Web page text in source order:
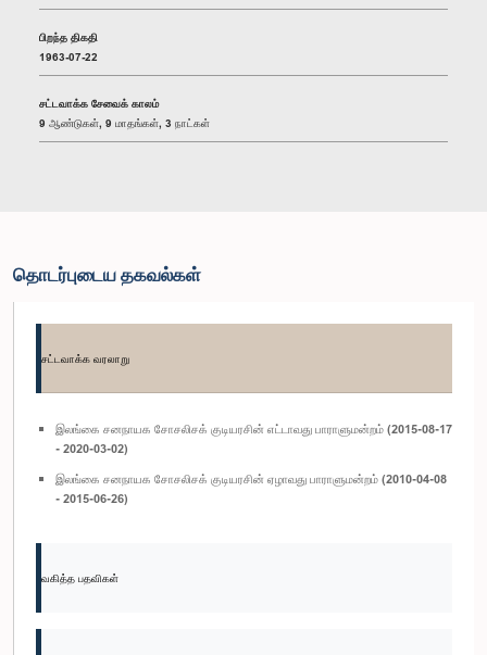
பிறந்த திகதி
1963-07-22
சட்டவாக்க சேவைக் காலம்
9 ஆண்டுகள், 9 மாதங்கள், 3 நாட்கள்
தொடர்புடைய தகவல்கள்
சட்டவாக்க வரலாறு
இலங்கை சனநாயக சோசலிசக் குடியரசின் எட்டாவது பாராளுமன்றம் (2015-08-17
- 2020-03-02)
இலங்கை சனநாயக சோசலிசக் குடியரசின் ஏழாவது பாராளுமன்றம் (2010-04-08
- 2015-06-26)
வகித்த பதவிகள்